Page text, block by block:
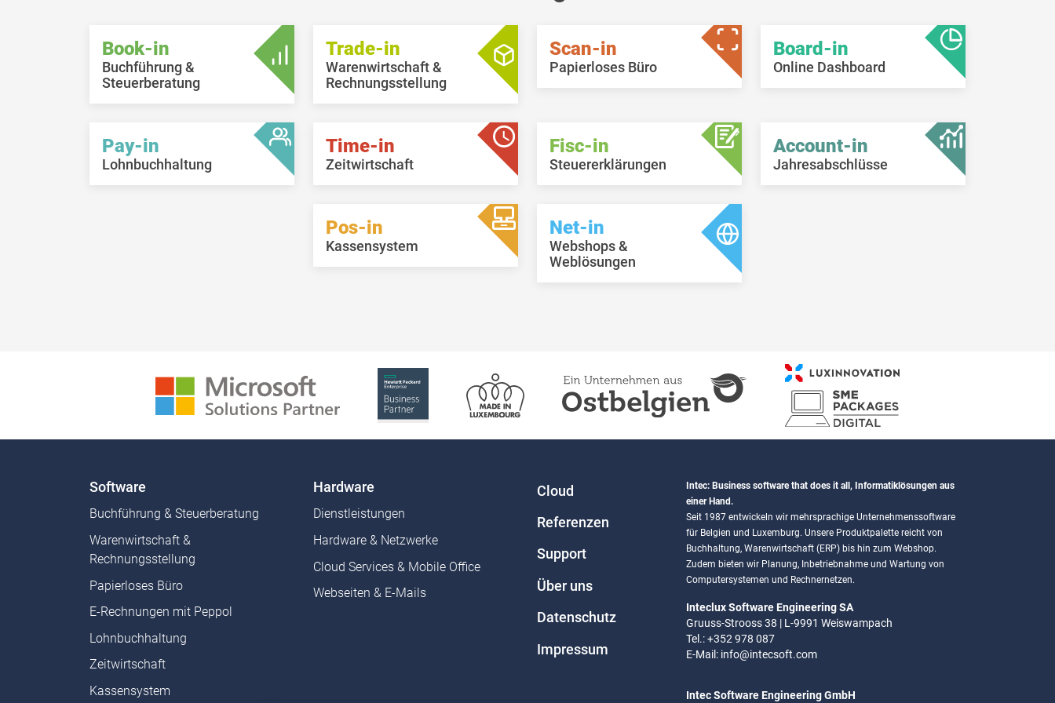
Book-in
Buchführung &
Steuerberatung
Trade-in
Warenwirtschaft &
Rechnungsstellung
Scan-in
Papierloses Büro
Board-in
Online Dashboard
Pay-in
Lohnbuchhaltung
Time-in
Zeitwirtschaft
Fisc-in
Steuererklärungen
Account-in
Jahresabschlüsse
Pos-in
Kassensystem
Net-in
Webshops &
Weblösungen
Software
Buchführung & Steuerberatung
Warenwirtschaft &
Rechnungsstellung
Papierloses Büro
E-Rechnungen mit Peppol
Lohnbuchhaltung
Zeitwirtschaft
Kassensystem
Hardware
Dienstleistungen
Hardware & Netzwerke
Cloud Services & Mobile Office
Webseiten & E-Mails
Cloud
Referenzen
Support
Über uns
Datenschutz
Impressum
Intec: Business software that does it all, Informatiklösungen aus
einer Hand.
Seit 1987 entwickeln wir mehrsprachige Unternehmenssoftware
für Belgien und Luxemburg. Unsere Produktpalette reicht von
Buchhaltung, Warenwirtschaft (ERP) bis hin zum Webshop.
Zudem bieten wir Planung, Inbetriebnahme und Wartung von
Computersystemen und Rechnernetzen.
Inteclux Software Engineering SA
Gruuss-Strooss 38 | L-9991 Weiswampach
Tel.: +352 978 087
E-Mail: info@intecsoft.com
Intec Software Engineering GmbH